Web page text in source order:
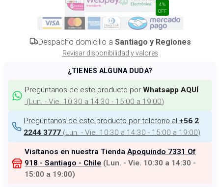
4%
OFF
Despacho domicilio a Santiago y Regiones
Revisar disponibilidad y valores
¿TIENES ALGUNA DUDA?
Pregúntanos de este producto por Whatsapp AQUÍ
(Lun. - Vie. 10:30 a 14:30 - 15:00 a 19:00)
Pregúntanos de este producto por teléfono al +56 2
2244 3777 (Lun. - Vie. 10:30 a 14:30 - 15:00 a 19:00)
Visítanos en nuestra Tienda Apoquindo 7331 Of
918 - Santiago - Chile (Lun. - Vie. 10:30 a 14:30 -
15:00 a 19:00)